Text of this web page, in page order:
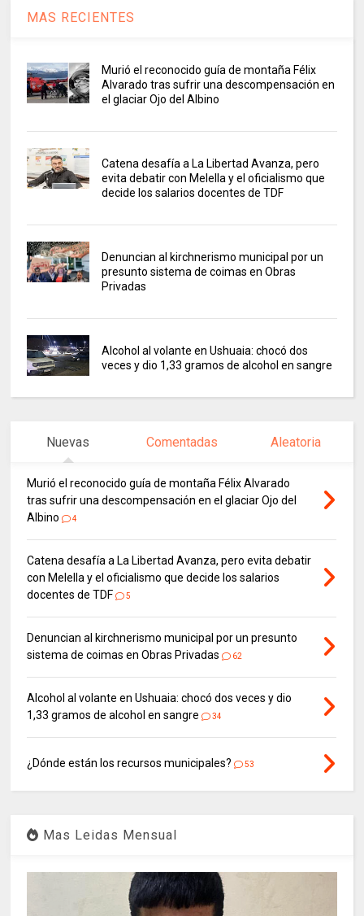
MAS RECIENTES
Murió el reconocido guía de montaña Félix
Alvarado tras sufrir una descompensación en
el glaciar Ojo del Albino
Catena desafía a La Libertad Avanza, pero
evita debatir con Melella y el oficialismo que
decide los salarios docentes de TDF
Denuncian al kirchnerismo municipal por un
presunto sistema de coimas en Obras
Privadas
Alcohol al volante en Ushuaia: chocó dos
veces y dio 1,33 gramos de alcohol en sangre
Nuevas Comentadas Aleatoria
Murió el reconocido guía de montaña Félix Alvarado
tras sufrir una descompensación en el glaciar Ojo del
Albino
4
Catena desafía a La Libertad Avanza, pero evita debatir
con Melella y el oficialismo que decide los salarios
docentes de TDF
5
Denuncian al kirchnerismo municipal por un presunto
sistema de coimas en Obras Privadas
62
Alcohol al volante en Ushuaia: chocó dos veces y dio
1,33 gramos de alcohol en sangre
34
¿Dónde están los recursos municipales? 53
Mas Leidas Mensual